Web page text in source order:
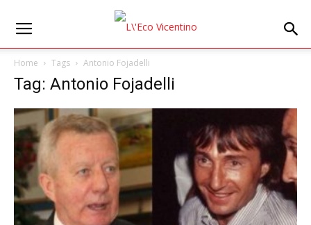
Home Tags Antonio Fojadelli
Tag: Antonio Fojadelli